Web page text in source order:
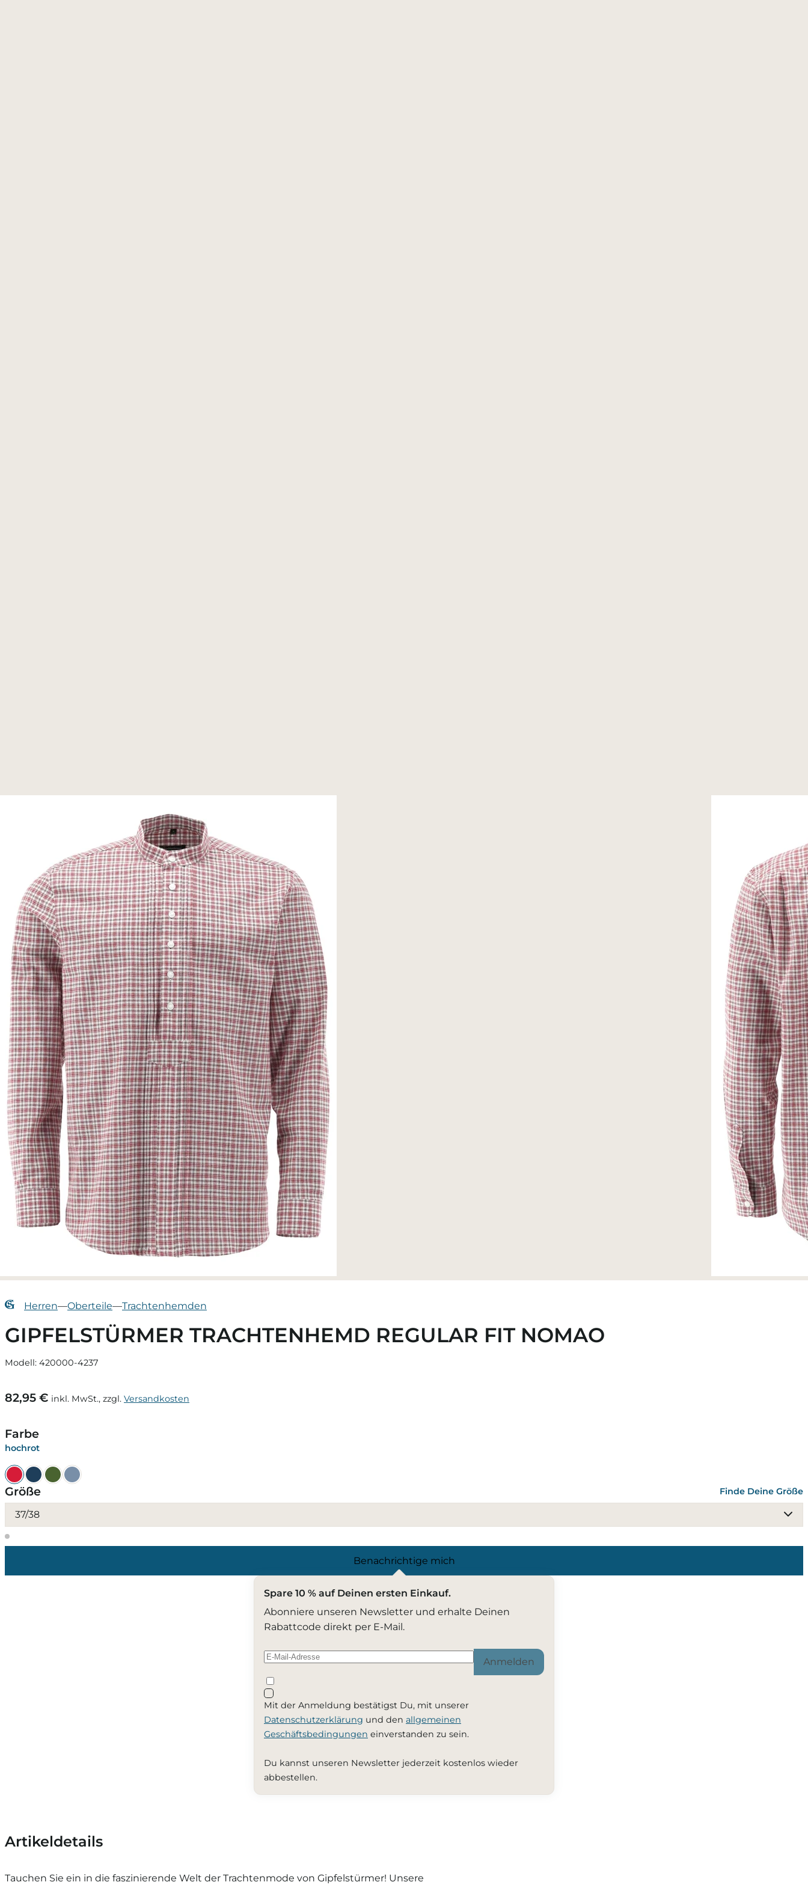
Herren—Oberteile—Trachtenhemden
GIPFELSTÜRMER TRACHTENHEMD REGULAR FIT NOMAO
Modell: 420000-4237
82,95 € inkl. MwSt., zzgl. Versandkosten
Farbe
hochrot
Größe Finde Deine Größe
37/38
Benachrichtige mich
Spare 10 % auf Deinen ersten Einkauf.
Abonniere unseren Newsletter und erhalte Deinen
Rabattcode direkt per E-Mail.
Anmelden
Mit der Anmeldung bestätigst Du, mit unserer
Datenschutzerklärung und den allgemeinen
Geschäftsbedingungen einverstanden zu sein.
Du kannst unseren Newsletter jederzeit kostenlos wieder
abbestellen.
Artikeldetails
Tauchen Sie ein in die faszinierende Welt der Trachtenmode von Gipfelstürmer! Unsere